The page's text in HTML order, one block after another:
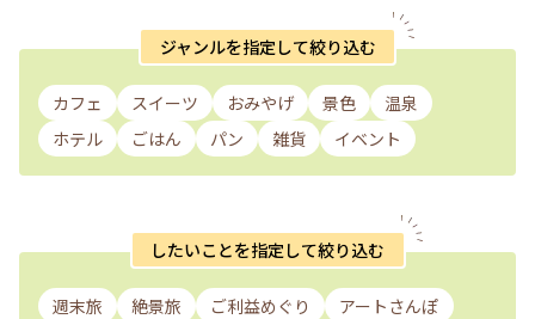
ジャンルを指定して絞り込む
カフェ スイーツ おみやげ 景色
温泉
ホテル
ごはん パン 雑貨 イベント
したいことを指定して絞り込む
週末旅 絶景旅 ご利益めぐり
アートさんぽ